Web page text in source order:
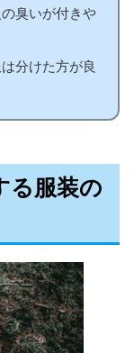
臭いが付きや
分けた方が良
る服装の